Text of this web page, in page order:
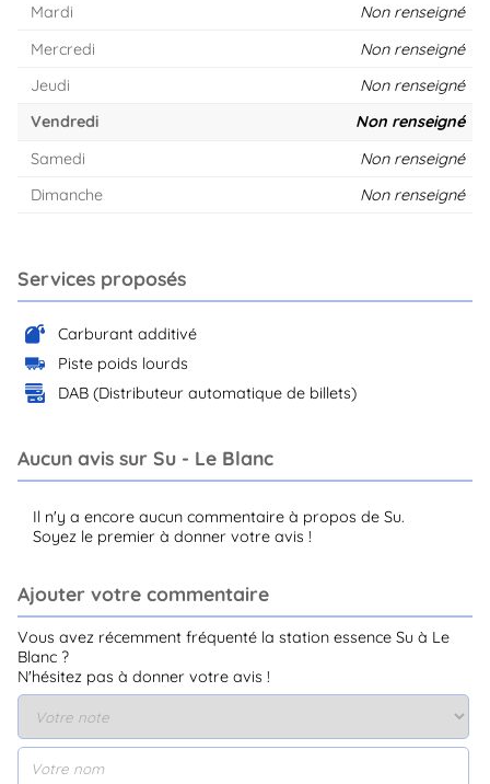
Mardi
Non renseigné
Mercredi
Non renseigné
Jeudi
Non renseigné
Vendredi
Non renseigné
Samedi
Non renseigné
Dimanche
Non renseigné
Services proposés
Carburant additivé
Piste poids lourds
DAB (Distributeur automatique de billets)
Aucun avis sur Su - Le Blanc
Il n'y a encore aucun commentaire à propos de Su.
Soyez le premier à donner votre avis !
Ajouter votre commentaire
Vous avez récemment fréquenté la station essence Su à Le
Blanc ?
N'hésitez pas à donner votre avis !